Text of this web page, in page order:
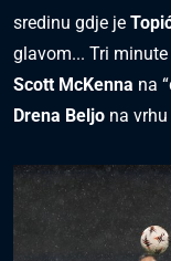
sredinu gdje je
glavom... Tri
Scott McKenna na
Drena Beljo na